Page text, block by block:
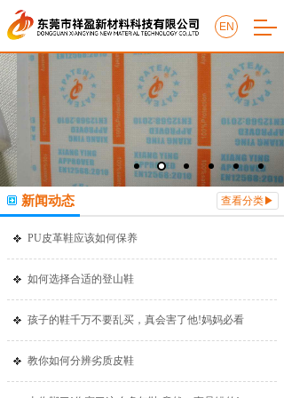
EN
新闻动态 查看分类▶
PU皮革鞋应该如何保养
如何选择合适的登山鞋
孩子的鞋千万不要乱买，真会害了他!妈妈必看
教你如何分辨劣质皮鞋